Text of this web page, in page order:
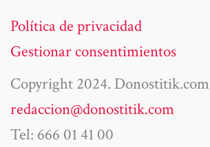
Política de privacidad
Gestionar consentimientos
Copyright 2024. Donostitik.com
redaccion@donostitik.com
Tel: 666 01 41 00